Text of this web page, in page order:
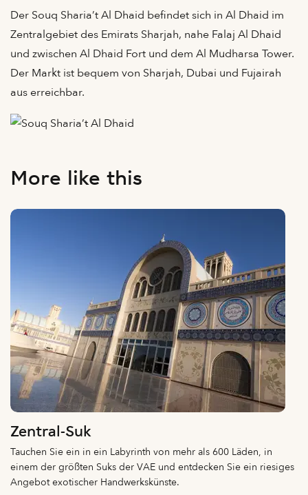
Der Souq Sharia’t Al Dhaid befindet sich in Al Dhaid im
Zentralgebiet des Emirats Sharjah, nahe Falaj Al Dhaid
und zwischen Al Dhaid Fort und dem Al Mudharsa Tower.
Der Markt ist bequem von Sharjah, Dubai und Fujairah
aus erreichbar.
More like this
Zentral-Suk
Tauchen Sie ein in ein Labyrinth von mehr als 600 Läden, in
einem der größten Suks der VAE und entdecken Sie ein riesiges
Angebot exotischer Handwerkskünste.